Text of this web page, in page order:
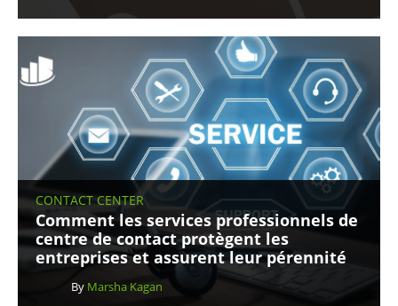
CONTACT CENTER
Comment les services professionnels de
centre de contact protègent les
entreprises et assurent leur pérennité
By Marsha Kagan